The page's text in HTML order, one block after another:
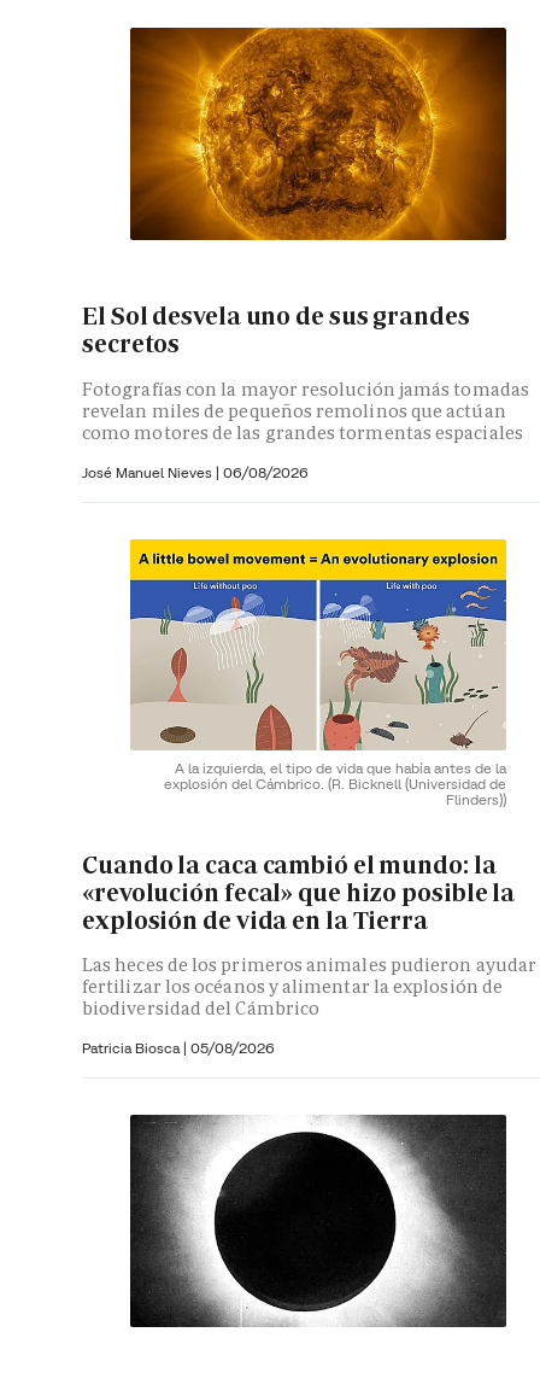
El Sol desvela uno de sus grandes
secretos
Fotografías con la mayor resolución jamás tomadas
revelan miles de pequeños remolinos que actúan
como motores de las grandes tormentas espaciales
José Manuel Nieves | 06/08/2026
A la izquierda, el tipo de vida que había antes de la
explosión del Cámbrico. (R. Bicknell (Universidad de
Flinders))
Cuando la caca cambió el mundo: la
«revolución fecal» que hizo posible la
explosión de vida en la Tierra
Las heces de los primeros animales pudieron ayudar
fertilizar los océanos y alimentar la explosión de
biodiversidad del Cámbrico
Patricia Biosca | 05/08/2026